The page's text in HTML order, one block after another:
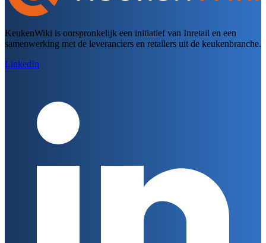
KeukenWiki is oorspronkelijk een initiatief van Inretail en een
samenwerking met de leveranciers en retailers uit de keukenbranche.
LinkedIn